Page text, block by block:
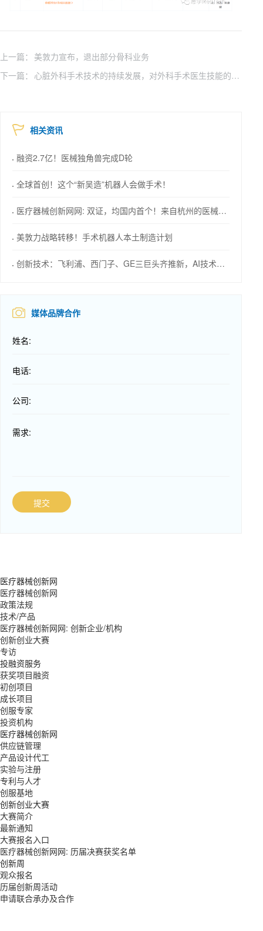
上一篇： 美敦力宣布，退出部分骨科业务
下一篇：
心脏外科手术技术的持续发展，对外科手术医生技能的训练提出了与时俱进的要求
相关资讯
融资2.7亿！医械独角兽完成D轮
全球首创！这个“新吴造”机器人会做手术！
医疗器械创新网网: 双证，均国内首个！来自杭州的医械创新力量
美敦力战略转移！手术机器人本土制造计划
创新技术：飞利浦、西门子、GE三巨头齐推新，AI技术成焦点！
媒体品牌合作
姓名:
电话:
公司:
需求:
提交
医疗器械创新网
医疗器械创新网
政策法规
技术/产品
医疗器械创新网网: 创新企业/机构
创新创业大赛
专访
投融资服务
获奖项目融资
初创项目
成长项目
创服专家
投资机构
医疗器械创新网
供应链管理
产品设计代工
实验与注册
专利与人才
创服基地
创新创业大赛
大赛简介
最新通知
大赛报名入口
医疗器械创新网网: 历届决赛获奖名单
创新周
观众报名
历届创新周活动
申请联合承办及合作